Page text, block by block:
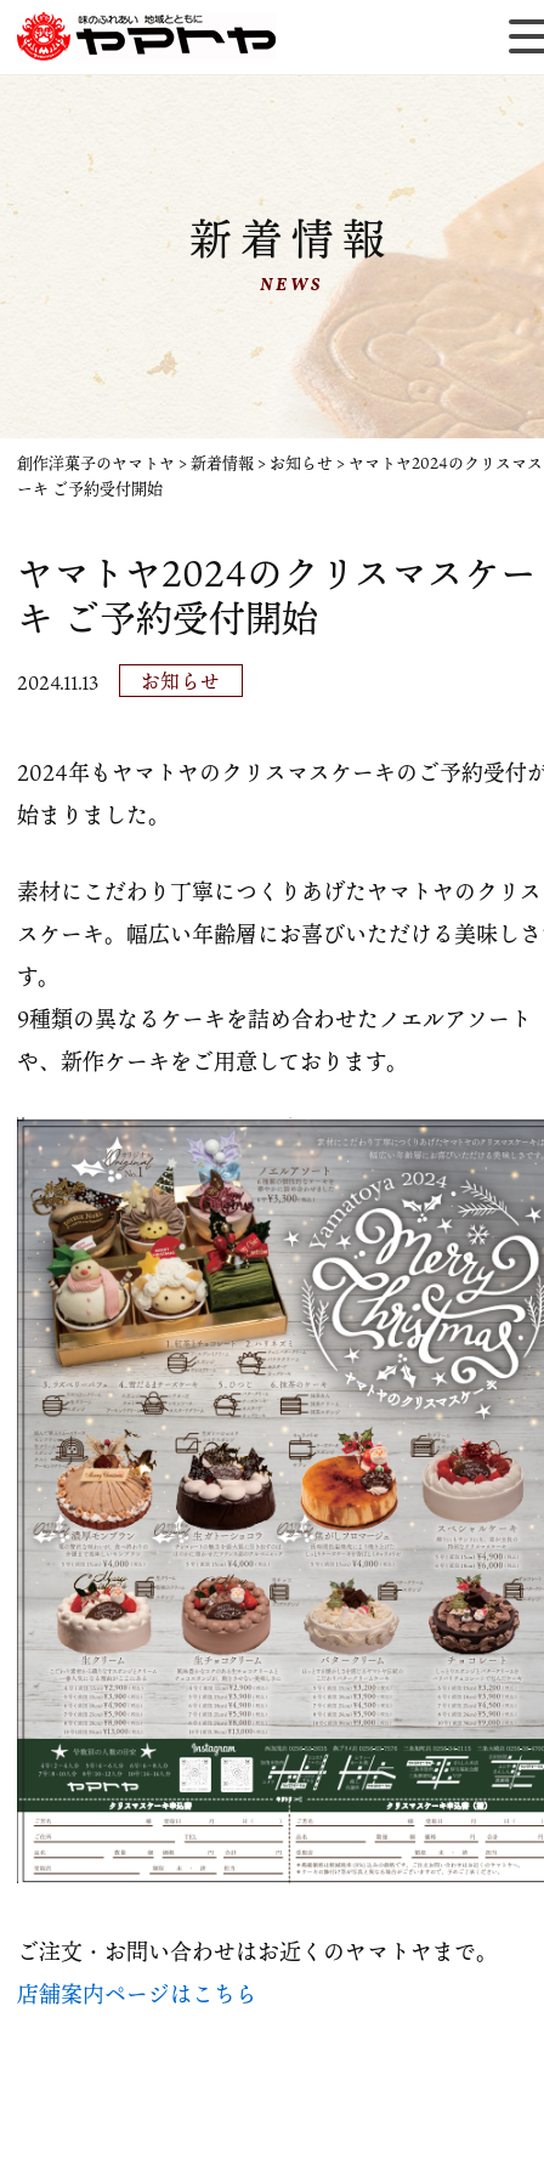
新着情報
NEWS
創作洋菓子のヤマトヤ >新着情報 > お知らせ > ヤマトヤ2024のクリスマ
ーキ ご予約受付開始
ヤマトヤ2024のクリスマスケー
キ ご予約受付開始
2024.11.13 お知らせ
2024年もヤマトヤのクリスマスケーキのご予約受付
始まりました。
素材にこだわり丁寧につくりあげたヤマトヤのクリ
スケーキ。幅広い年齢層にお喜びいただける美味し
す。
9種類の異なるケーキを詰め合わせたノエルアソート
や、新作ケーキをご用意しております。
ご注文・お問い合わせはお近くのヤマトヤまで。
店舗案内ページはこちら